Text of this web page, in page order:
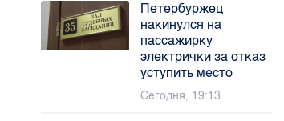
Петербуржец
накинулся на
пассажирку
электрички за отказ
уступить место
Сегодня, 19:13